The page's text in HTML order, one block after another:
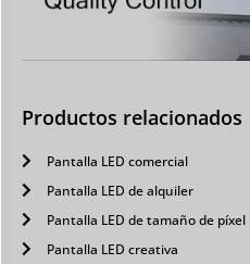
Productos relacionados
Pantalla LED comercial
Pantalla LED de alquiler
Pantalla LED de tamaño de
Pantalla LED creativa